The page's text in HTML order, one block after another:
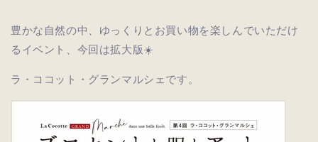
豊かな自然の中、ゆっくりとお買い物を楽しんでいただけ
るイベント、今回は拡大版☀️
ラ・ココット・グランマルシェです。